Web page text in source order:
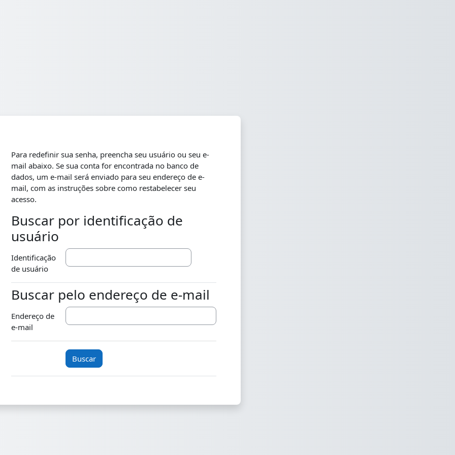
Para redefinir sua senha, preencha seu usuário ou seu e-
mail abaixo. Se sua conta for encontrada no banco de
dados, um e-mail será enviado para seu endereço de e-
mail, com as instruções sobre como restabelecer seu
acesso.
Buscar por identificação de usuário
Buscar por identificação de
usuário
Identificação
de usuário
Buscar pelo endereço de e-mail
Buscar pelo endereço de e-mail
Endereço de
e-mail